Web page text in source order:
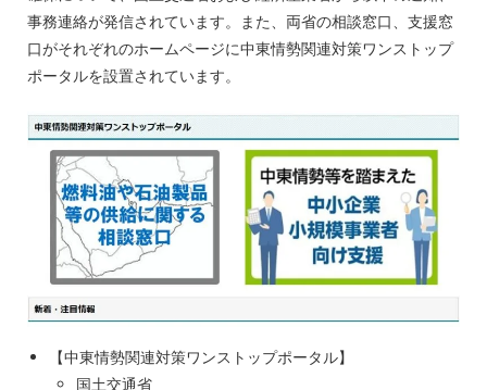
事務連絡が発信されています。また、両省の相談窓口、支援窓
口がそれぞれのホームページに中東情勢関連対策ワンストップ
ポータルを設置されています。
【中東情勢関連対策ワンストップポータル】
国土交通省